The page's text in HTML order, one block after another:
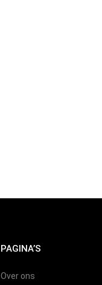
PAGINA’S
Over ons